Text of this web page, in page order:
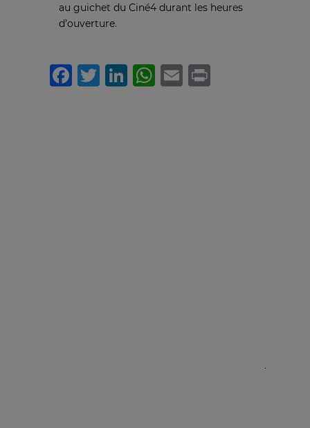
au guichet du Ciné4 durant les heures
d’ouverture.
Facebook
Twitter
LinkedIn
WhatsApp
Email